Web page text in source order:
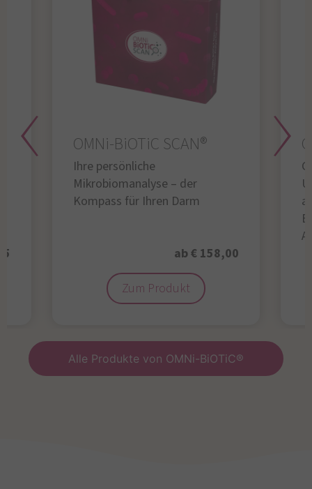
OMNi-BiOTiC SCAN®
Ihre persönliche
Mikrobiomanalyse – der
Kompass für Ihren Darm
ab € 158,00
Zum Produkt
Alle Produkte von OMNi-BiOTiC®